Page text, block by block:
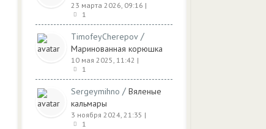
23 марта 2026, 09:16 |
1
TimofeyCherepov /
Маринованная корюшка
10 мая 2025, 11:42 |
1
Sergeymihno / Вяленые
кальмары
3 ноября 2024, 21:35 |
1